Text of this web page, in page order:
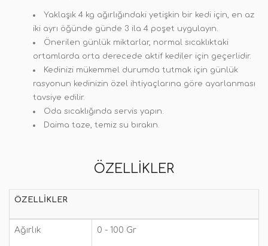
Yaklaşık 4 kg ağırlığındaki yetişkin bir kedi için, en az
iki ayrı öğünde günde 3 ila 4 poşet uygulayın.
Önerilen günlük miktarlar, normal sıcaklıktaki
ortamlarda orta derecede aktif kediler için geçerlidir.
Kedinizi mükemmel durumda tutmak için günlük
rasyonun kedinizin özel ihtiyaçlarına göre ayarlanması
tavsiye edilir.
Oda sıcaklığında servis yapın.
Daima taze, temiz su bırakın.
ÖZELLIKLER
ÖZELLIKLER
Ağırlık 0 - 100 Gr